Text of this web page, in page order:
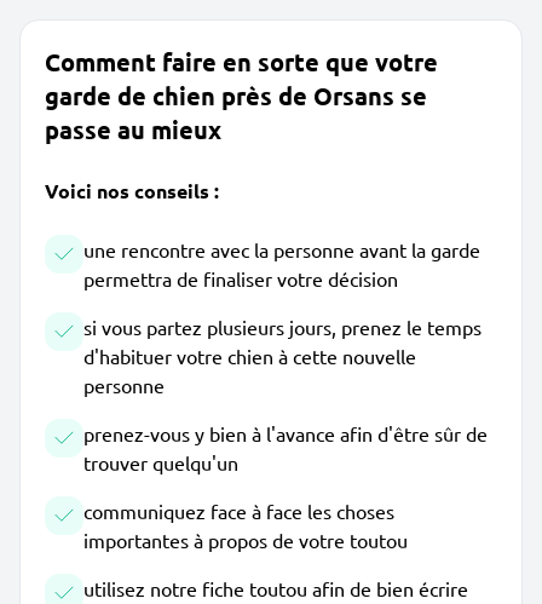
Comment faire en sorte que votre
garde de chien près de Orsans se
passe au mieux
Voici nos conseils :
une rencontre avec la personne avant la garde
permettra de finaliser votre décision
si vous partez plusieurs jours, prenez le temps
d'habituer votre chien à cette nouvelle
personne
prenez-vous y bien à l'avance afin d'être sûr de
trouver quelqu'un
communiquez face à face les choses
importantes à propos de votre toutou
utilisez notre fiche toutou afin de bien écrire